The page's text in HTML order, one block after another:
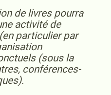
de livres pourra
activité de
particulier par
(sous la
conférences-